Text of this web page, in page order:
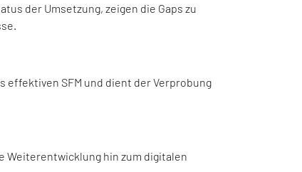
der Umsetzung, zeigen die Gaps zu
effektiven SFM und dient der Verprobung
Weiterentwicklung hin zum digitalen